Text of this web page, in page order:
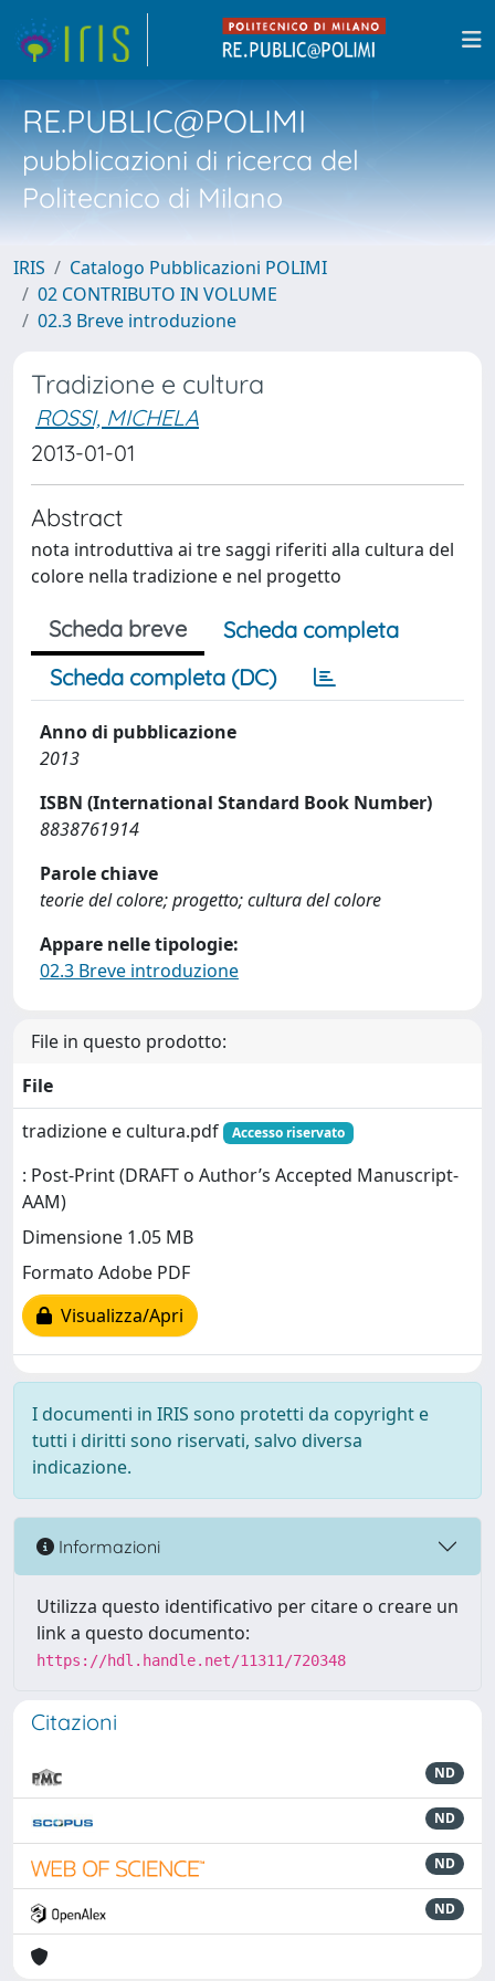
RE.PUBLIC@POLIMI
pubblicazioni di ricerca del
Politecnico di Milano
IRIS
Catalogo Pubblicazioni POLIMI
02 CONTRIBUTO IN VOLUME
02.3 Breve introduzione
Tradizione e cultura
ROSSI, MICHELA
2013-01-01
Abstract
nota introduttiva ai tre saggi riferiti alla cultura del
colore nella tradizione e nel progetto
Scheda breve
Scheda completa
Scheda completa (DC)
Anno di pubblicazione
2013
ISBN (International Standard Book Number)
8838761914
Parole chiave
teorie del colore; progetto; cultura del colore
Appare nelle tipologie:
02.3 Breve introduzione
File in questo prodotto:
File
tradizione e cultura.pdf
Accesso riservato
: Post-Print (DRAFT o Author’s Accepted Manuscript-
AAM)
Dimensione 1.05 MB
Formato Adobe PDF
Visualizza/Apri
I documenti in IRIS sono protetti da copyright e
tutti i diritti sono riservati, salvo diversa
indicazione.
Informazioni
Utilizza questo identificativo per citare o creare un
link a questo documento:
https://hdl.handle.net/11311/720348
Citazioni
ND
ND
ND
ND